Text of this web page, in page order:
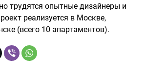
трудятся опытные дизайнеры и
реализуется в Москве,
(всего 10 апартаментов).